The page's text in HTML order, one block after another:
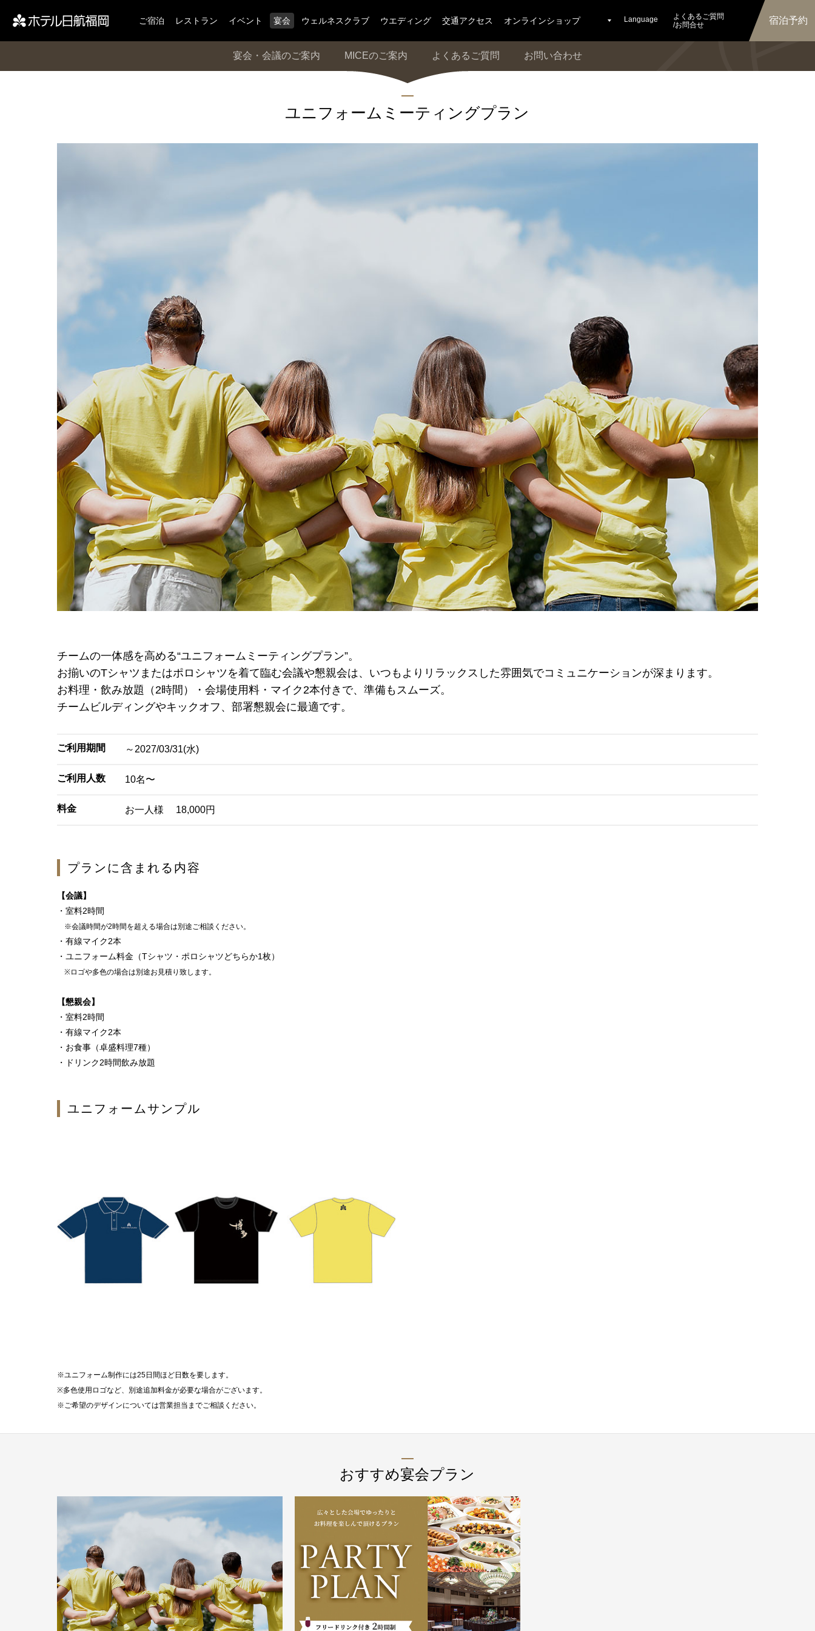
ご宿泊 レストラン イベント 宴会 ウェルネスクラブ ウエディング 交通アクセス オンラインショップ Language
よくあるご質問
/お問合せ
宿泊予約
宴会・会議のご案内 MICEのご案内 よくあるご質問 お問い合わせ
ユニフォームミーティングプラン
チームの一体感を高める“ユニフォームミーティングプラン”。
お揃いのTシャツまたはポロシャツを着て臨む会議や懇親会は、いつもよりリラックスした雰囲気でコミュニケーションが深まります。
お料理・飲み放題（2時間）・会場使用料・マイク2本付きで、準備もスムーズ。
チームビルディングやキックオフ、部署懇親会に最適です。
ご利用期間 ～2027/03/31(水)
ご利用人数 10名〜
料金 お一人様 18,000円
プランに含まれる内容
【会議】
・室料2時間
※会議時間が2時間を超える場合は別途ご相談ください。
・有線マイク2本
・ユニフォーム料金（Tシャツ・ポロシャツどちらか1枚）
※ロゴや多色の場合は別途お見積り致します。
【懇親会】
・室料2時間
・有線マイク2本
・お食事（卓盛料理7種）
・ドリンク2時間飲み放題
ユニフォームサンプル
※ユニフォーム制作には25日間ほど日数を要します。
※多色使用ロゴなど、別途追加料金が必要な場合がございます。
※ご希望のデザインについては営業担当までご相談ください。
おすすめ宴会プラン
インターネットにてレストランのお席の
ご予約を承っております
2F カフェレストラン
セリーナ
お席のご予約
TEL 092-482-1161
お席のご予約
TEL 092-482-1165